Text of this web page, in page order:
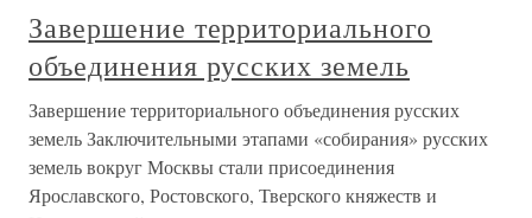
Завершение территориального
объединения русских земель
Завершение территориального объединения русских
земель Заключительными этапами «собирания» русских
земель вокруг Москвы стали присоединения
Ярославского, Ростовского, Тверского княжеств и